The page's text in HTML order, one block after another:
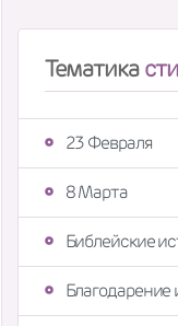
Тематика
23 Февраля
8 Марта
Библейские
Благодарение